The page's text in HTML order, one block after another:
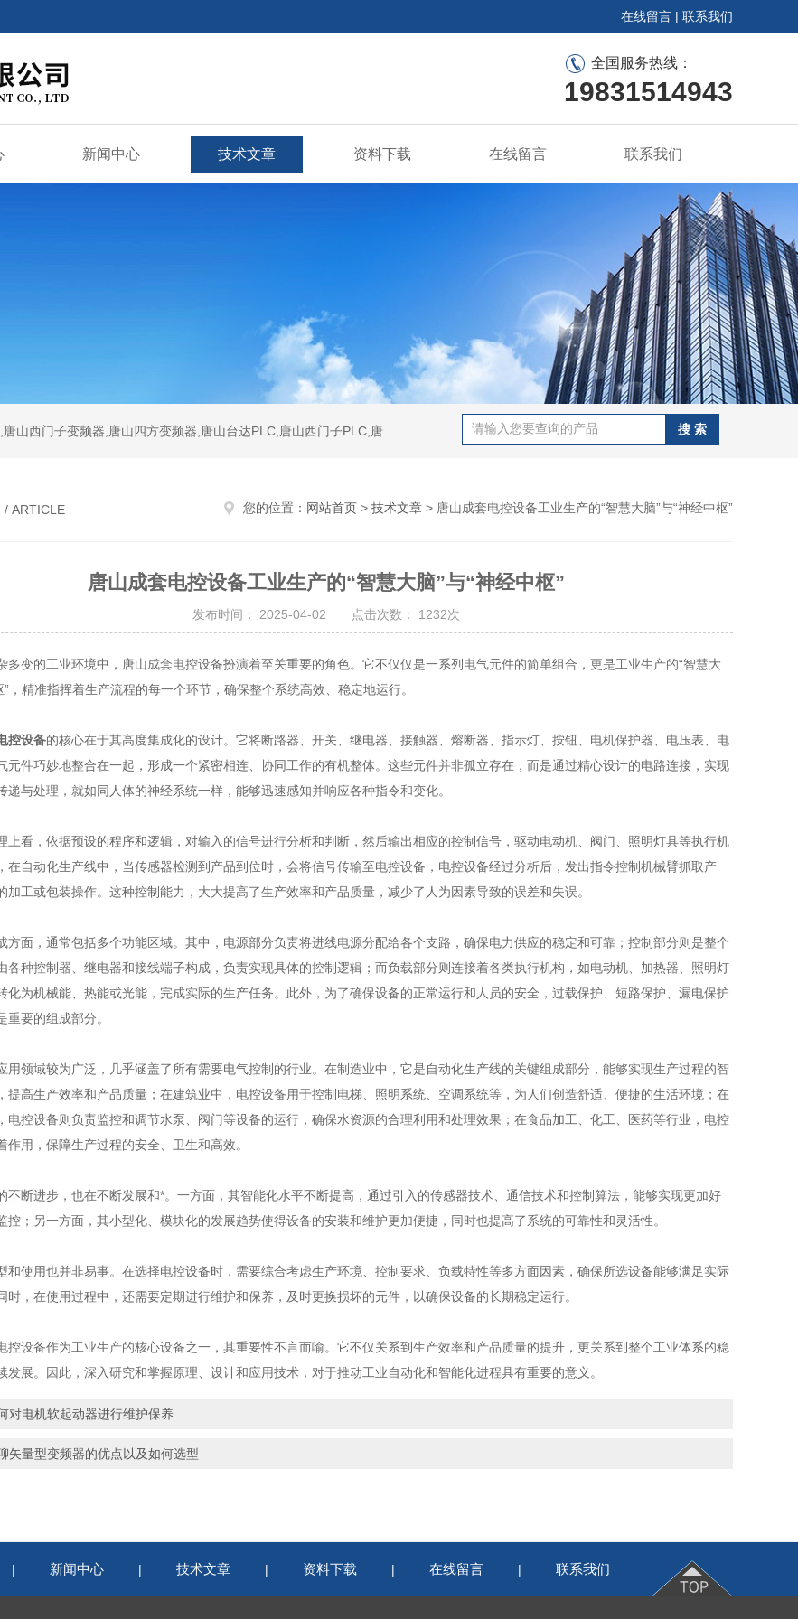
在线留言 | 联系我们
全国服务热线：
19831514943
新闻中心 技术文章 资料下载 在线留言 联系我们
/ ARTICLE 您的位置： 网站首页 > 技术文章 > 唐山成套电控设备工业生产的“智慧大脑”与“神经中枢”
唐山成套电控设备工业生产的“智慧大脑”与“神经中枢”
发布时间： 2025-04-02 点击次数： 1232次
变的工业环境中，唐山成套电控设备扮演着至关重要的角色。它不仅仅是一系列电气元件的简单组合，更是工业生产的“智慧大
”，精准指挥着生产流程的每一个环节，确保整个系统高效、稳定地运行。
控设备的核心在于其高度集成化的设计。它将断路器、开关、继电器、接触器、熔断器、指示灯、按钮、电机保护器、电压表、电
元件巧妙地整合在一起，形成一个紧密相连、协同工作的有机整体。这些元件并非孤立存在，而是通过精心设计的电路连接，实现
递与处理，就如同人体的神经系统一样，能够迅速感知并响应各种指令和变化。
看，依据预设的程序和逻辑，对输入的信号进行分析和判断，然后输出相应的控制信号，驱动电动机、阀门、照明灯具等执行机
在自动化生产线中，当传感器检测到产品到位时，会将信号传输至电控设备，电控设备经过分析后，发出指令控制机械臂抓取产
加工或包装操作。这种控制能力，大大提高了生产效率和产品质量，减少了人为因素导致的误差和失误。
面，通常包括多个功能区域。其中，电源部分负责将进线电源分配给各个支路，确保电力供应的稳定和可靠；控制部分则是整个
各种控制器、继电器和接线端子构成，负责实现具体的控制逻辑；而负载部分则连接着各类执行机构，如电动机、加热器、照明灯
化为机械能、热能或光能，完成实际的生产任务。此外，为了确保设备的正常运行和人员的安全，过载保护、短路保护、漏电保护
重要的组成部分。
领域较为广泛，几乎涵盖了所有需要电气控制的行业。在制造业中，它是自动化生产线的关键组成部分，能够实现生产过程的智
提高生产效率和产品质量；在建筑业中，电控设备用于控制电梯、照明系统、空调系统等，为人们创造舒适、便捷的生活环境；在
电控设备则负责监控和调节水泵、阀门等设备的运行，确保水资源的合理利用和处理效果；在食品加工、化工、医药等行业，电控
作用，保障生产过程的安全、卫生和高效。
断进步，也在不断发展和*。一方面，其智能化水平不断提高，通过引入的传感器技术、通信技术和控制算法，能够实现更加好
控；另一方面，其小型化、模块化的发展趋势使得设备的安装和维护更加便捷，同时也提高了系统的可靠性和灵活性。
使用也并非易事。在选择电控设备时，需要综合考虑生产环境、控制要求、负载特性等多方面因素，确保所选设备能够满足实际
时，在使用过程中，还需要定期进行维护和保养，及时更换损坏的元件，以确保设备的长期稳定运行。
设备作为工业生产的核心设备之一，其重要性不言而喻。它不仅关系到生产效率和产品质量的提升，更关系到整个工业体系的稳
发展。因此，深入研究和掌握原理、设计和应用技术，对于推动工业自动化和智能化进程具有重要的意义。
对电机软起动器进行维护保养
矢量型变频器的优点以及如何选型
| 新闻中心 | 技术文章 | 资料下载 | 在线留言 | 联系我们